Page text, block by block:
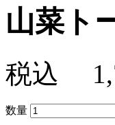
山菜ト
税込
数量